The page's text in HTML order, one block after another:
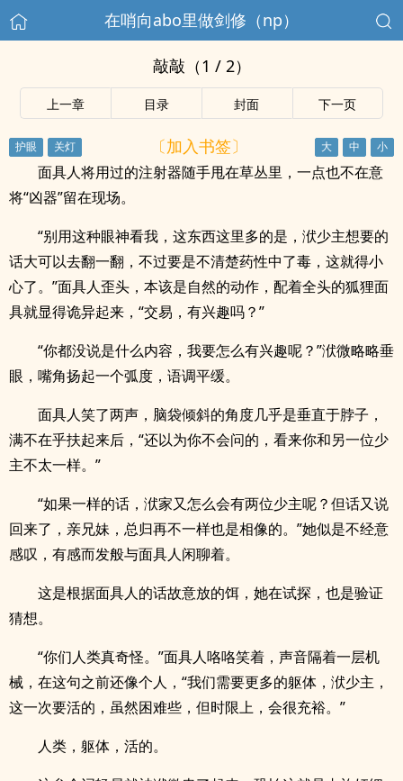
在哨向abo里做剑修（np）
敲敲（1 / 2）
上一章 目录 封面 下一页
〔加入书签〕
面具人将用过的注射器随手甩在草丛里，一点也不在意
将“凶器”留在现场。
“别用这种眼神看我，这东西这里多的是，洑少主想要的
话大可以去翻一翻，不过要是不清楚药性中了毒，这就得小
心了。”面具人歪头，本该是自然的动作，配着全头的狐狸面
具就显得诡异起来，“交易，有兴趣吗？”
“你都没说是什么内容，我要怎么有兴趣呢？”洑微略略垂
眼，嘴角扬起一个弧度，语调平缓。
面具人笑了两声，脑袋倾斜的角度几乎是垂直于脖子，
满不在乎扶起来后，“还以为你不会问的，看来你和另一位少
主不太一样。”
“如果一样的话，洑家又怎么会有两位少主呢？但话又说
回来了，亲兄妹，总归再不一样也是相像的。”她似是不经意
感叹，有感而发般与面具人闲聊着。
这是根据面具人的话故意放的饵，她在试探，也是验证
猜想。
“你们人类真奇怪。”面具人咯咯笑着，声音隔着一层机
械，在这句之前还像个人，“我们需要更多的躯体，洑少主，
这一次要活的，虽然困难些，但时限上，会很充裕。”
人类，躯体，活的。